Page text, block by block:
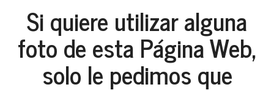
Si quiere utilizar alguna
foto de esta Página Web,
solo le pedimos que